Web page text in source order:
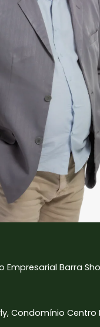
Empresarial Barra
Condomínio